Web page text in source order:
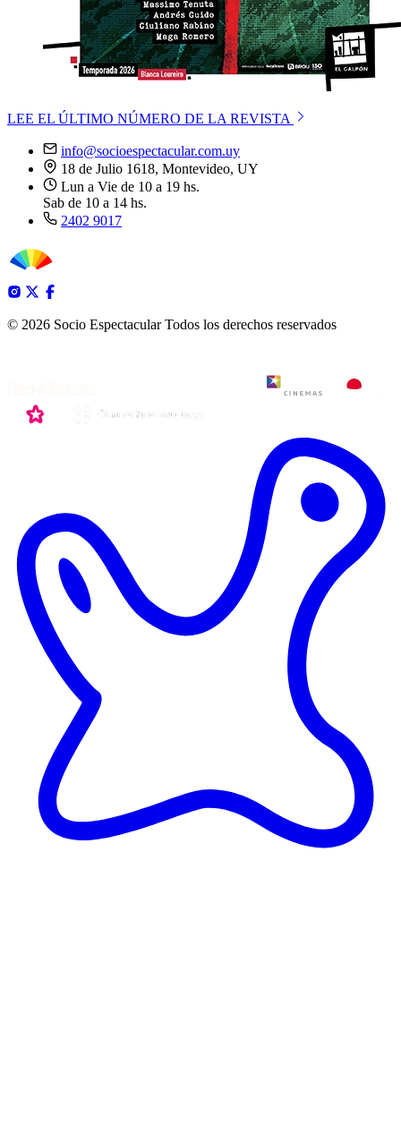
LEE EL ÚLTIMO NÚMERO DE LA REVISTA
info@socioespectacular.com.uy
18 de Julio 1618, Montevideo, UY
Lun a Vie de 10 a 19 hs.
Sab de 10 a 14 hs.
2402 9017
© 2026 Socio Espectacular Todos los derechos reservados